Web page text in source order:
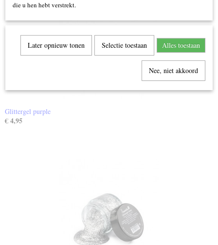
Glittergel purple
€ 4,95
die u hen hebt verstrekt.
Later opnieuw tonen Selectie toestaan Alles toestaan
Nee, niet akkoord